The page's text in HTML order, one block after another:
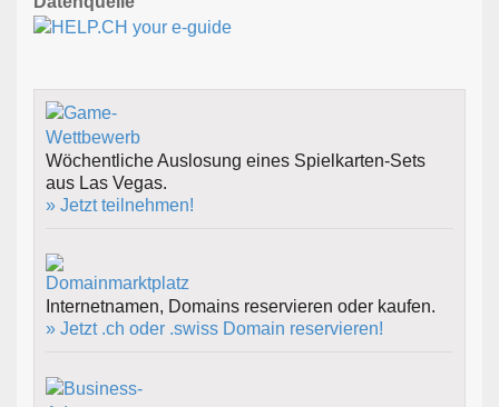
Wöchentliche Auslosung eines Spielkarten-Sets
aus Las Vegas.
» Jetzt teilnehmen!
Internetnamen, Domains reservieren oder kaufen.
» Jetzt .ch oder .swiss Domain reservieren!